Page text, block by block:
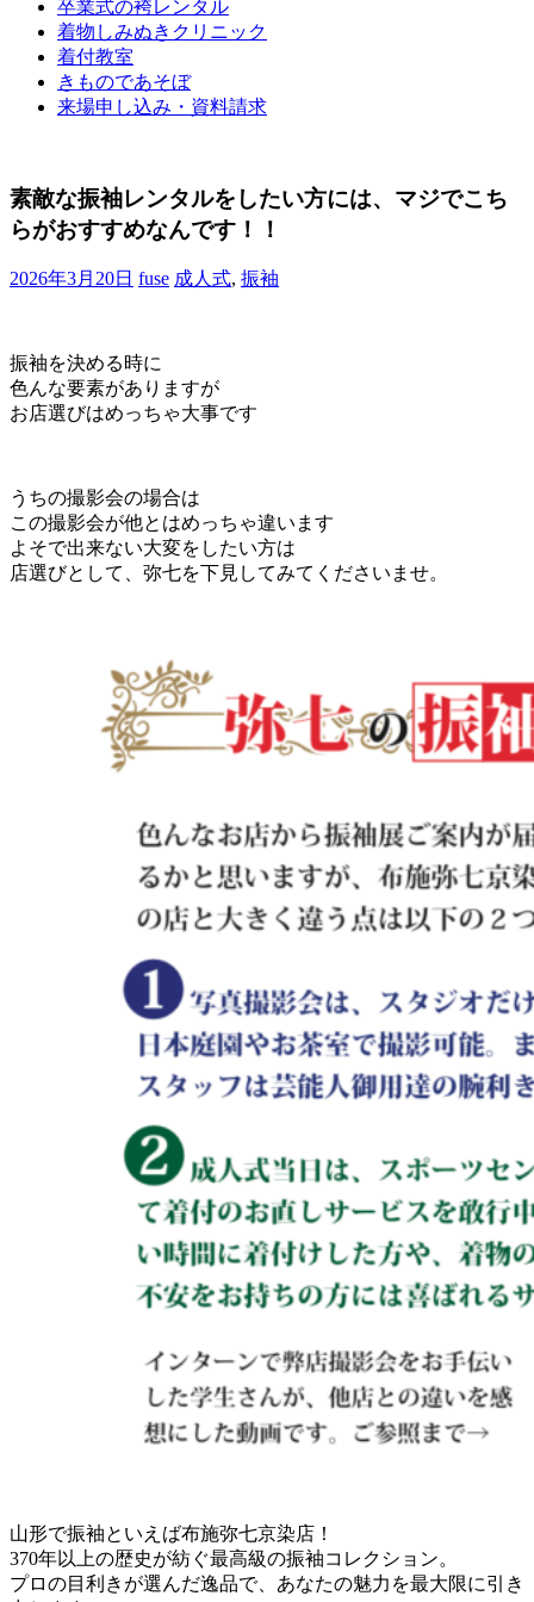
す。
卒業式の袴レンタル
着物しみぬきクリニック
着付教室
きものであそぼ
来場申し込み・資料請求
素敵な振袖レンタルをしたい方には、マジでこち
らがおすすめなんです！！
2026年3月20日 fuse 成人式, 振袖
振袖を決める時に
色んな要素がありますが
お店選びはめっちゃ大事です
うちの撮影会の場合は
この撮影会が他とはめっちゃ違います
よそで出来ない大変をしたい方は
店選びとして、弥七を下見してみてくださいませ。
山形で振袖といえば布施弥七京染店！
370年以上の歴史が紡ぐ最高級の振袖コレクション。
プロの目利きが選んだ逸品で、あなたの魅力を最大限に引き